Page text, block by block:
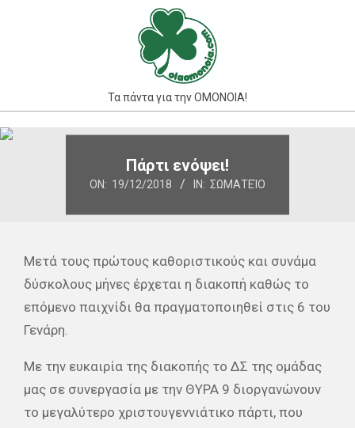
Τα πάντα για την ΟΜΟΝΟΙΑ!
Primary
Πάρτι ενόψει!
ON: 19/12/2018 IN: ΣΩΜΑΤΕΊΟ
Μετά τους πρώτους καθοριστικούς και συνάμα
δύσκολους μήνες έρχεται η διακοπή καθώς το
επόμενο παιχνίδι θα πραγματοποιηθεί στις 6 του
Γενάρη.
Με την ευκαιρία της διακοπής το ΔΣ της ομάδας
μας σε συνεργασία με την ΘΥΡΑ 9 διοργανώνουν
το μεγαλύτερο χριστουγεννιάτικο πάρτι, που